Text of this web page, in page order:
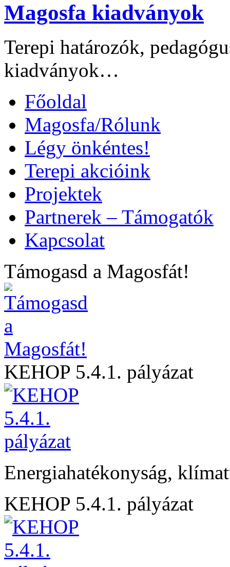
Magosfa kiadványok
Terepi határozók,
kiadványok…
Főoldal
Magosfa/Rólunk
Légy önkéntes!
Terepi akcióink
Projektek
Partnerek – Támogatók
Kapcsolat
Támogasd a Magosfát!
KEHOP 5.4.1. pályázat
Energiahatékonyság,
KEHOP 5.4.1. pályázat